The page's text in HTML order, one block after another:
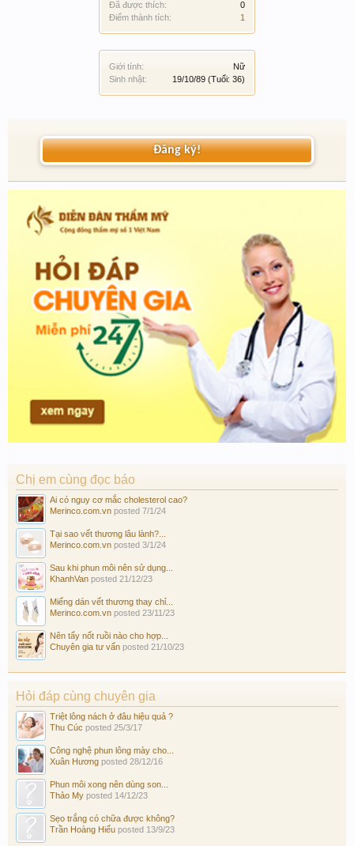
Đã được thích:
0
Điểm thành tích:
1
Giới tính:
Nữ
Sinh nhật:
19/10/89 (Tuổi: 36)
Đăng ký!
Chị em cùng đọc báo
Ai có nguy cơ mắc cholesterol cao?
Merinco.com.vn posted 7/1/24
Tại sao vết thương lâu lành?...
Merinco.com.vn posted 3/1/24
Sau khi phun môi nên sử dụng...
KhanhVan posted 21/12/23
Miếng dán vết thương thay chỉ...
Merinco.com.vn posted 23/11/23
Nên tẩy nốt ruồi nào cho hợp...
Chuyên gia tư vấn posted 21/10/23
Hỏi đáp cùng chuyên gia
Triệt lông nách ở đâu hiệu quả ?
Thu Cúc posted 25/3/17
Công nghệ phun lông mày cho...
Xuân Hương posted 28/12/16
Phun môi xong nên dùng son...
Thảo My posted 14/12/23
Sẹo trắng có chữa được không?
Trần Hoàng Hiếu posted 13/9/23